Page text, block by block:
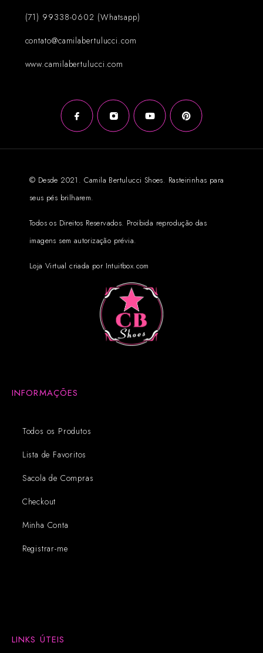
(71) 99338-0602 (Whatsapp)
contato@camilabertulucci.com
www.camilabertulucci.com
© Desde 2021. Camila Bertulucci Shoes. Rasteirinhas para
seus pés brilharem.
Todos os Direitos Reservados. Proibida reprodução das
imagens sem autorização prévia.
Loja Virtual criada por Intuitbox.com
INFORMAÇÕES
Todos os Produtos
Lista de Favoritos
Sacola de Compras
Checkout
Minha Conta
Registrar-me
LINKS ÚTEIS